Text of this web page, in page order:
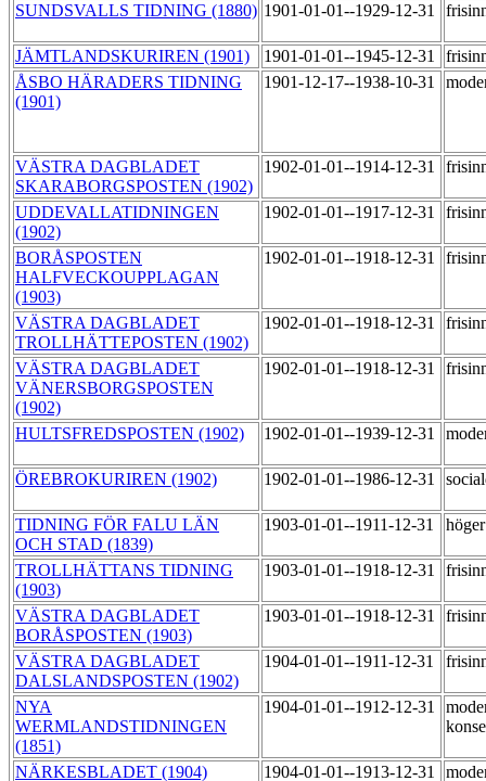
SUNDSVALLS TIDNING (1880) 1901-01-01--1929-12-31
JÄMTLANDSKURIREN (1901) 1901-01-01--1945-12-31
ÅSBO HÄRADERS TIDNING
(1901)
1901-12-17--1938-10-31
VÄSTRA DAGBLADET
SKARABORGSPOSTEN (1902)
1902-01-01--1914-12-31
UDDEVALLATIDNINGEN
(1902)
1902-01-01--1917-12-31
BORÅSPOSTEN
HALFVECKOUPPLAGAN
(1903)
1902-01-01--1918-12-31
VÄSTRA DAGBLADET
TROLLHÄTTEPOSTEN (1902)
1902-01-01--1918-12-31
VÄSTRA DAGBLADET
VÄNERSBORGSPOSTEN
(1902)
1902-01-01--1918-12-31
HULTSFREDSPOSTEN (1902) 1902-01-01--1939-12-31
ÖREBROKURIREN (1902) 1902-01-01--1986-12-31
TIDNING FÖR FALU LÄN
OCH STAD (1839)
1903-01-01--1911-12-31
TROLLHÄTTANS TIDNING
(1903)
1903-01-01--1918-12-31
VÄSTRA DAGBLADET
BORÅSPOSTEN (1903)
1903-01-01--1918-12-31
VÄSTRA DAGBLADET
DALSLANDSPOSTEN (1902)
1904-01-01--1911-12-31
NYA
WERMLANDSTIDNINGEN
(1851)
1904-01-01--1912-12-31
NÄRKESBLADET (1904) 1904-01-01--1913-12-31